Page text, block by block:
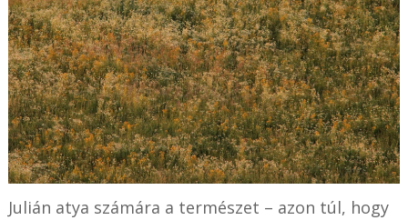
Julián atya számára a természet – azon túl, hogy